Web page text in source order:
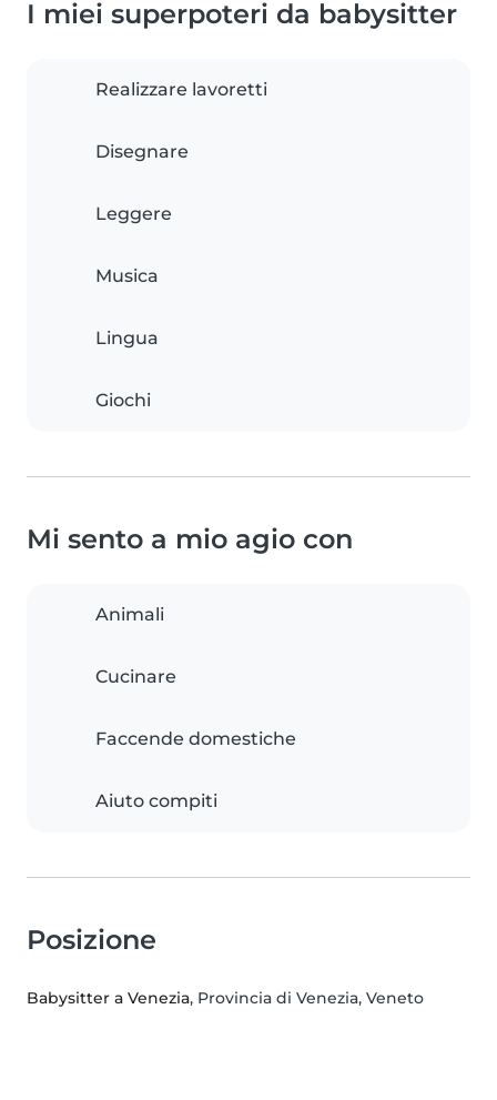
I miei superpoteri da babysitter
Realizzare lavoretti
Disegnare
Leggere
Musica
Lingua
Giochi
Mi sento a mio agio con
Animali
Cucinare
Faccende domestiche
Aiuto compiti
Posizione
Babysitter a Venezia, Provincia di Venezia, Veneto